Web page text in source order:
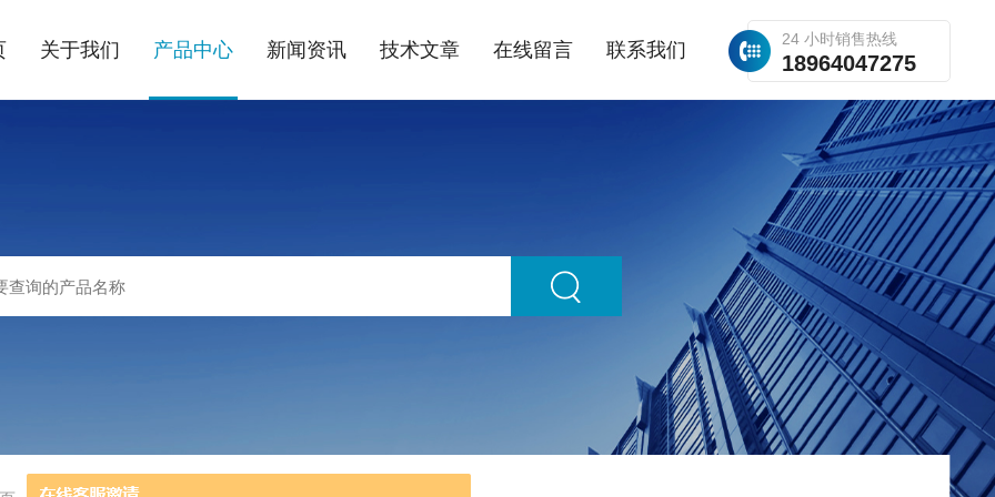
24 小时销售热线
18964047275
关于我们 产品中心 新闻资讯 技术文章 在线留言 联系我们